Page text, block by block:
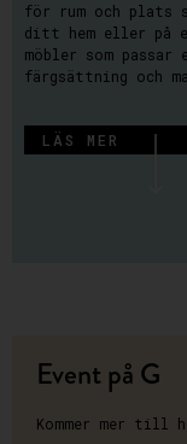
för rum och plats
ditt hem eller på
möbler som passar
färgsättning och
LÄS MER
Event på G
Kommer mer till